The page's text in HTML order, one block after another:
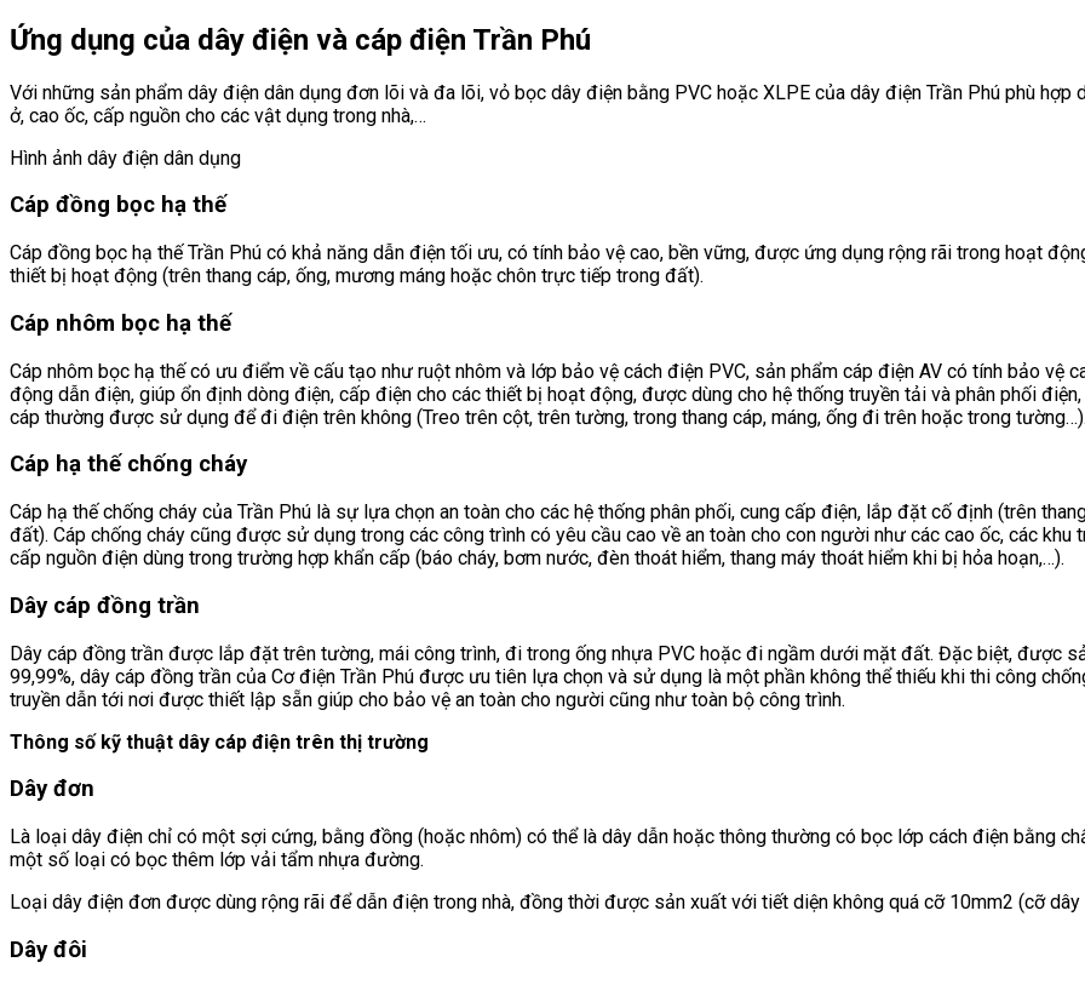
Ứng dụng của dây điện và cáp điện Trần Phú
Với những sản phẩm dây điện dân dụng đơn lõi và đa lõi, vỏ bọc dây điện bằng PVC hoặc XLPE của dây điện Trần Phú phù
ở, cao ốc, cấp nguồn cho các vật dụng trong nhà,…
Hình ảnh dây điện dân dụng
Cáp đồng bọc hạ thế
Cáp đồng bọc hạ thế Trần Phú có khả năng dẫn điện tối ưu, có tính bảo vệ cao, bền vững, được ứng dụng rộng rãi trong hoạt
thiết bị hoạt động (trên thang cáp, ống, mương máng hoặc chôn trực tiếp trong đất).
Cáp nhôm bọc hạ thế
Cáp nhôm bọc hạ thế có ưu điểm về cấu tạo như ruột nhôm và lớp bảo vệ cách điện PVC, sản phẩm cáp điện AV có tính bảo vệ
động dẫn điện, giúp ổn định dòng điện, cấp điện cho các thiết bị hoạt động, được dùng cho hệ thống truyền tải và phân phối
cáp thường được sử dụng để đi điện trên không (Treo trên cột, trên tường, trong thang cáp, máng, ống đi trên hoặc trong tường…).
Cáp hạ thế chống cháy
Cáp hạ thế chống cháy của Trần Phú là sự lựa chọn an toàn cho các hệ thống phân phối, cung cấp điện, lắp đặt cố định (trên
đất). Cáp chống cháy cũng được sử dụng trong các công trình có yêu cầu cao về an toàn cho con người như các cao ốc, các khu
cấp nguồn điện dùng trong trường hợp khẩn cấp (báo cháy, bơm nước, đèn thoát hiểm, thang máy thoát hiểm khi bị hỏa hoạn,…).
Dây cáp đồng trần
Dây cáp đồng trần được lắp đặt trên tường, mái công trình, đi trong ống nhựa PVC hoặc đi ngầm dưới mặt đất. Đặc biệt, được
99,99%, dây cáp đồng trần của Cơ điện Trần Phú được ưu tiên lựa chọn và sử dụng là một phần không thể thiếu khi thi công
truyền dẫn tới nơi được thiết lập sẵn giúp cho bảo vệ an toàn cho người cũng như toàn bộ công trình.
Thông số kỹ thuật dây cáp điện trên thị trường
Dây đơn
Là loại dây điện chỉ có một sợi cứng, bằng đồng (hoặc nhôm) có thể là dây dẫn hoặc thông thường có bọc lớp cách điện bằng
một số loại có bọc thêm lớp vải tẩm nhựa đường.
Loại dây điện đơn được dùng rộng rãi để dẫn điện trong nhà, đồng thời được sản xuất với tiết diện không quá cỡ 10mm2 (cỡ
Dây đôi